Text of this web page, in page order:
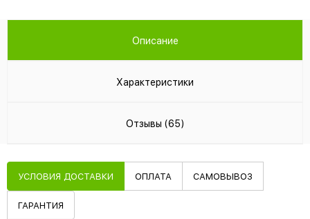
Описание
Характеристики
Отзывы (65)
УСЛОВИЯ ДОСТАВКИ ОПЛАТА САМОВЫВОЗ
ГАРАНТИЯ